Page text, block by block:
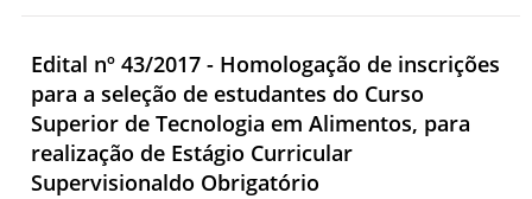
Edital nº 43/2017 - Homologação de inscrições
para a seleção de estudantes do Curso
Superior de Tecnologia em Alimentos, para
realização de Estágio Curricular
Supervisionaldo Obrigatório